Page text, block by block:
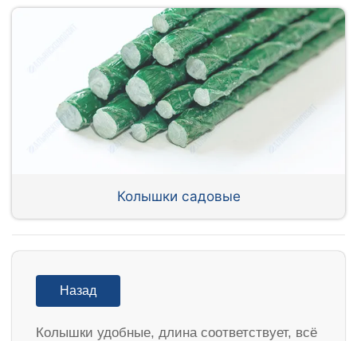
Колышки садовые
Назад
Колышки удобные, длина соответствует, всё